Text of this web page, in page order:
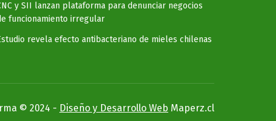
y SII lanzan plataforma para denunciar negocios
funcionamiento irregular
revela efecto antibacteriano de mieles chilenas
© 2024 - Diseño y Desarrollo Web Maperz.cl